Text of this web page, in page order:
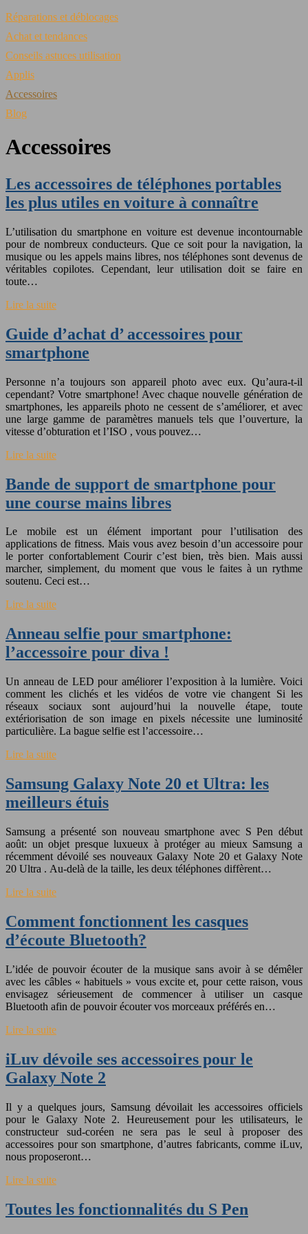
Réparations et déblocages
Achat et tendances
Conseils astuces utilisation
Applis
Accessoires
Blog
Accessoires
Les accessoires de téléphones portables
les plus utiles en voiture à connaître
L’utilisation du smartphone en voiture est devenue incontournable
pour de nombreux conducteurs. Que ce soit pour la navigation, la
musique ou les appels mains libres, nos téléphones sont devenus de
véritables copilotes. Cependant, leur utilisation doit se faire en
toute…
Lire la suite
Guide d’achat d’ accessoires pour
smartphone
Personne n’a toujours son appareil photo avec eux. Qu’aura-t-il
cependant? Votre smartphone! Avec chaque nouvelle génération de
smartphones, les appareils photo ne cessent de s’améliorer, et avec
une large gamme de paramètres manuels tels que l’ouverture, la
vitesse d’obturation et l’ISO , vous pouvez…
Lire la suite
Bande de support de smartphone pour
une course mains libres
Le mobile est un élément important pour l’utilisation des
applications de fitness. Mais vous avez besoin d’un accessoire pour
le porter confortablement Courir c’est bien, très bien. Mais aussi
marcher, simplement, du moment que vous le faites à un rythme
soutenu. Ceci est…
Lire la suite
Anneau selfie pour smartphone:
l’accessoire pour diva !
Un anneau de LED pour améliorer l’exposition à la lumière. Voici
comment les clichés et les vidéos de votre vie changent Si les
réseaux sociaux sont aujourd’hui la nouvelle étape, toute
extériorisation de son image en pixels nécessite une luminosité
particulière. La bague selfie est l’accessoire…
Lire la suite
Samsung Galaxy Note 20 et Ultra: les
meilleurs étuis
Samsung a présenté son nouveau smartphone avec S Pen début
août: un objet presque luxueux à protéger au mieux Samsung a
récemment dévoilé ses nouveaux Galaxy Note 20 et Galaxy Note
20 Ultra . Au-delà de la taille, les deux téléphones diffèrent…
Lire la suite
Comment fonctionnent les casques
d’écoute Bluetooth?
L’idée de pouvoir écouter de la musique sans avoir à se démêler
avec les câbles « habituels » vous excite et, pour cette raison, vous
envisagez sérieusement de commencer à utiliser un casque
Bluetooth afin de pouvoir écouter vos morceaux préférés en…
Lire la suite
iLuv dévoile ses accessoires pour le
Galaxy Note 2
Il y a quelques jours, Samsung dévoilait les accessoires officiels
pour le Galaxy Note 2. Heureusement pour les utilisateurs, le
constructeur sud-coréen ne sera pas le seul à proposer des
accessoires pour son smartphone, d’autres fabricants, comme iLuv,
nous proposeront…
Lire la suite
Toutes les fonctionnalités du S Pen